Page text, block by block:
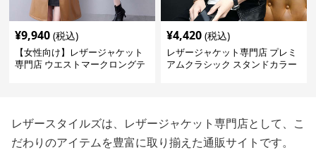
¥9,940 (税込)
【女性向け】レザージャケット
専門店 ウエストマークロングテ
¥4,420 (税込)
レザージャケット専門店 プレミ
アムクラシック スタンドカラー
レザースタイルズは、レザージャケット専門店として、こ
だわりのアイテムを豊富に取り揃えた通販サイトです。